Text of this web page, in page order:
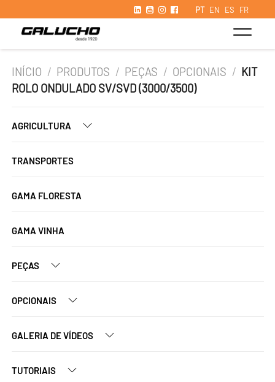
PT EN ES FR
INÍCIO / PRODUTOS / PEÇAS / OPCIONAIS / KIT
ROLO ONDULADO SV/SVD (3000/3500)
AGRICULTURA
TRANSPORTES
GAMA FLORESTA
GAMA VINHA
PEÇAS
OPCIONAIS
GALERIA DE VÍDEOS
TUTORIAIS